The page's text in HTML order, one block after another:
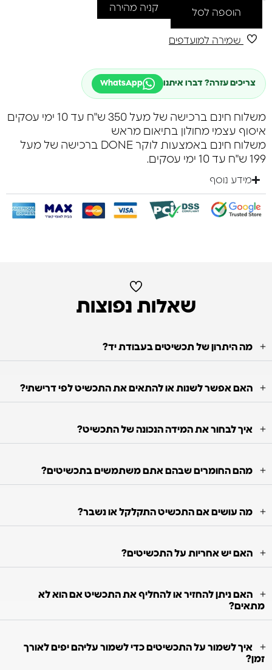
הוספה לסל קניה מהירה
שמירה למועדפים
צריכים עזרה? דברו איתנו WhatsApp
משלוח חינם ברכישה של מעל 350 ש"ח עד 10 ימי עסקים
איסוף עצמי מחולון בתיאום מראש
משלוח חינם באמצעות לוקר DONE ברכישה של מעל
199 ש"ח עד 10 ימי עסקים.
מידע נוסף
שאלות נפוצות
מה היתרון של תכשיטים בעבודת יד?
האם אפשר לשנות או להתאים את התכשיט לפי דרישתי?
איך לבחור את המידה הנכונה של התכשיט?
מהם החומרים שבהם אתם משתמשים בתכשיטים?
מה עושים אם התכשיט התקלקל או נשבר?
האם יש אחריות על התכשיטים?
האם ניתן להחזיר או להחליף את התכשיט אם הוא לא
מתאים?
איך לשמור על התכשיטים כדי לשמור עליהם יפים לאורך
זמן?